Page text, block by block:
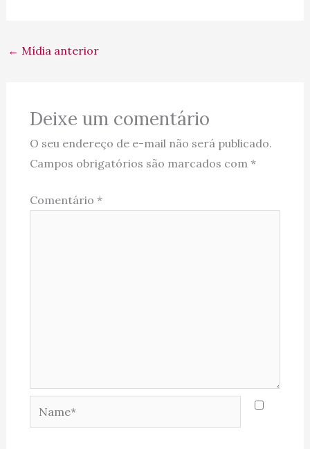
← Mídia anterior
Deixe um comentário
O seu endereço de e-mail não será publicado.
Campos obrigatórios são marcados com *
Comentário *
Name*